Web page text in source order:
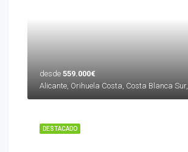
desde 559.000€
Alicante, Orihuela Costa, Costa Blanca
DESTACADO